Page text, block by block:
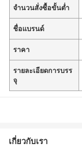
จำนวนสั่งซื้อขั้นต่ำ
ชื่อแบรนด์
ราคา
รายละเอียดการบรร
จุ
เกี่ยวกับเรา